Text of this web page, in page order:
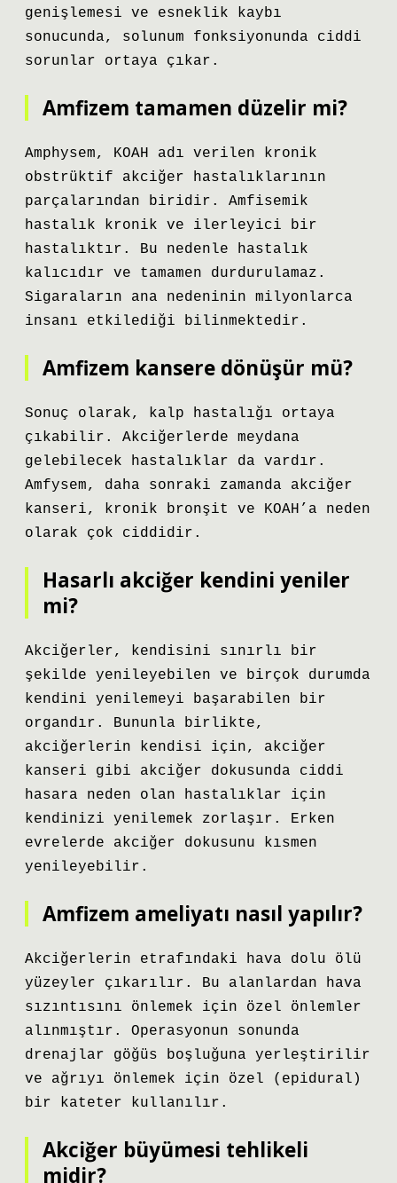
genişlemesi ve esneklik kaybı
sonucunda, solunum fonksiyonunda ciddi
sorunlar ortaya çıkar.
Amfizem tamamen düzelir mi?
Amphysem, KOAH adı verilen kronik
obstrüktif akciğer hastalıklarının
parçalarından biridir. Amfisemik
hastalık kronik ve ilerleyici bir
hastalıktır. Bu nedenle hastalık
kalıcıdır ve tamamen durdurulamaz.
Sigaraların ana nedeninin milyonlarca
insanı etkilediği bilinmektedir.
Amfizem kansere dönüşür mü?
Sonuç olarak, kalp hastalığı ortaya
çıkabilir. Akciğerlerde meydana
gelebilecek hastalıklar da vardır.
Amfysem, daha sonraki zamanda akciğer
kanseri, kronik bronşit ve KOAH’a neden
olarak çok ciddidir.
Hasarlı akciğer kendini yeniler
mi?
Akciğerler, kendisini sınırlı bir
şekilde yenileyebilen ve birçok durumda
kendini yenilemeyi başarabilen bir
organdır. Bununla birlikte,
akciğerlerin kendisi için, akciğer
kanseri gibi akciğer dokusunda ciddi
hasara neden olan hastalıklar için
kendinizi yenilemek zorlaşır. Erken
evrelerde akciğer dokusunu kısmen
yenileyebilir.
Amfizem ameliyatı nasıl yapılır?
Akciğerlerin etrafındaki hava dolu ölü
yüzeyler çıkarılır. Bu alanlardan hava
sızıntısını önlemek için özel önlemler
alınmıştır. Operasyonun sonunda
drenajlar göğüs boşluğuna yerleştirilir
ve ağrıyı önlemek için özel (epidural)
bir kateter kullanılır.
Akciğer büyümesi tehlikeli
midir?